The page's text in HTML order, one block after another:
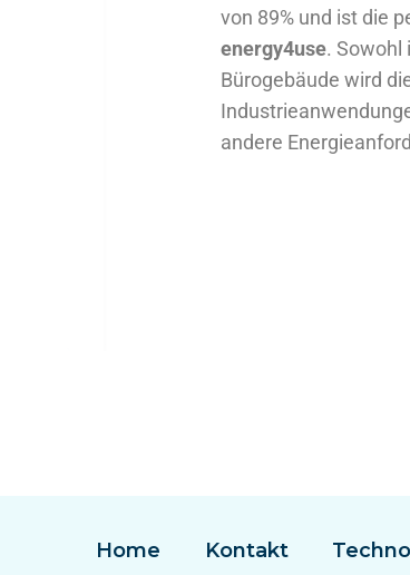
von 89% und ist die
energy4use. Sowohl
Bürogebäude wird
andere
Home Kontakt